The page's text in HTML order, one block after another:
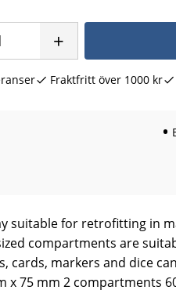
+
Fraktfritt över 1000 kr
suitable for retrofitting in
compartments are
cards, markers and dice
x 75 mm 2 compartments